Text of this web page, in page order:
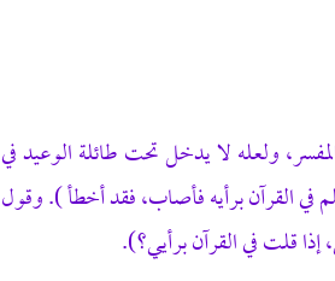
ولعله لا يدخل تحت طائلة الوعيد في
في القرآن برأيه فأصاب، فقد أخطأ ). وقول
قلت في القرآن برأيي؟).